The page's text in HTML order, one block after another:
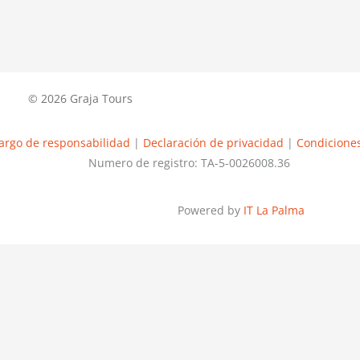
© 2026 Graja Tours
de responsabilidad | Declaración de privacidad |
Numero de registro: TA-5-0026008.36
Powered by IT La Palma